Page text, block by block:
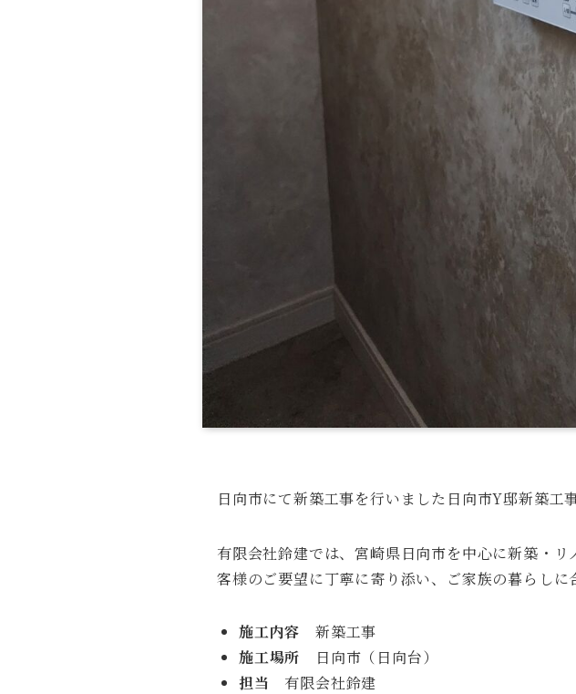
日向市にて新築工事を行いました日向市Y邸新築工
有限会社鈴建では、宮崎県日向市を中心に新築・
客様のご要望に丁寧に寄り添い、ご家族の暮らしに
施工内容 新築工事
施工場所 日向市（日向台）
担当 有限会社鈴建